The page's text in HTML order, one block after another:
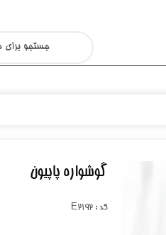
گوشواره پاپیون
کد : E2192